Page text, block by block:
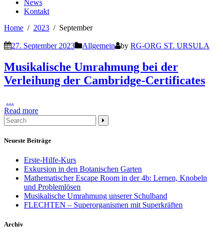
News
Kontakt
Home
2023 September
27. September 2023 Allgemein by RG-ORG ST. URSULA
Musikalische Umrahmung bei der
Verleihung der Cambridge-Certificates
…
Read more
Neueste Beiträge
Erste-Hilfe-Kurs
Exkursion in den Botanischen Garten
Mathematischer Escape Room in der 4b: Lernen, Knobeln
und Problemlösen
Musikalische Umrahmung unserer Schulband
FLECHTEN – Superorganismen mit Superkräften
Archiv